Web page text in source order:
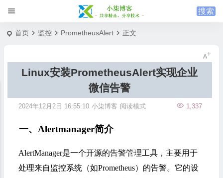
首页 监控 PrometheusAlert 正文
Linux安装PrometheusAlert实现企业
微信告警
2024年12月2日 16:55:10 小柒博客 1,337
阅读模式
一、Alertmanager简介
‌AlertManager‌是一个开源的告警管理工具，主要用于
处理来自监控系统（如Prometheus）的告警。它的设